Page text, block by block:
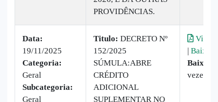
PROVIDÊNCIAS.
Data:
19/11/2025
Categoria:
Geral
Subcategoria:
Geral
Titulo: DECRETO Nº
152/2025
SÚMULA:ABRE
CRÉDITO
ADICIONAL
SUPLEMENTAR NO
| Baixar
vezes